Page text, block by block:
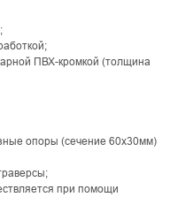
ПВХ-кромкой (толщина
опоры (сечение 60х30мм)
при помощи